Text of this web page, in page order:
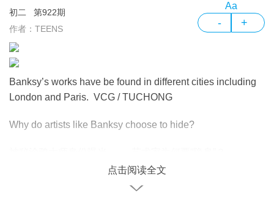
初二
第922期
作者：TEENS
Aa
- +
Banksy’s works have be found in different cities including
London and Paris. VCG / TUCHONG
Why do artists like Banksy choose to hide?
点击阅读全文